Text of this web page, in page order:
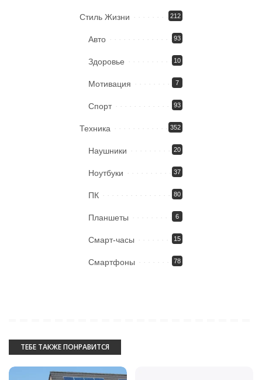
Стиль Жизни 212
Авто 93
Здоровье 10
Мотивация 7
Спорт 93
Техника 352
Наушники 20
Ноутбуки 37
ПК 80
Планшеты 6
Смарт-часы 15
Смартфоны 78
ТЕБЕ ТАКЖЕ ПОНРАВИТСЯ